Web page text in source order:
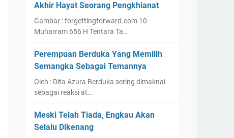
Akhir Hayat Seorang Pengkhianat
Gambar : forgettingforward.com 10
Muharram 656 H Tentara Ta…
Perempuan Berduka Yang Memilih
Semangka Sebagai Temannya
Oleh : Dita Azura Berduka sering dimaknai
sebagai reaksi at…
Meski Telah Tiada, Engkau Akan
Selalu Dikenang